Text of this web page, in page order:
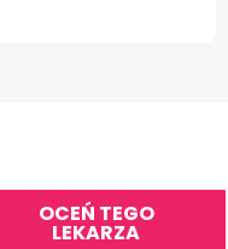
OCEŃ TEGO
LEKARZA